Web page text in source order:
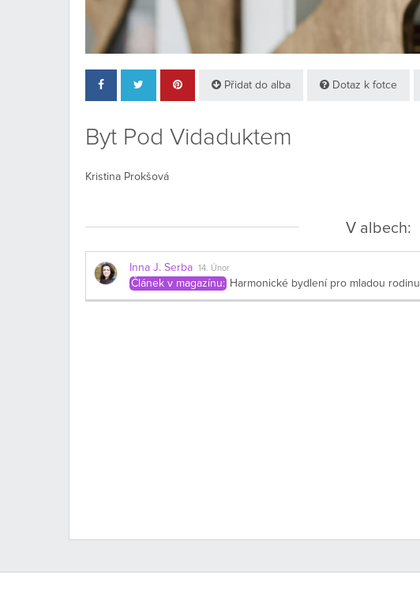
Přidat do alba Dotaz k fotce
Byt Pod Vidaduktem
Kristina Prokšová
V albech:
Inna J. Serba 14. Únor
Článek v magazínu: Harmonické bydlení pro mladou rodinu